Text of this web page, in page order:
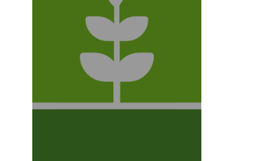
Resultado 4
Actores clave
conocen y tienen
las capacidades
para acceder a